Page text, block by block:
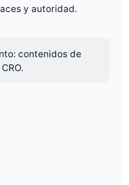
y autoridad.
contenidos de